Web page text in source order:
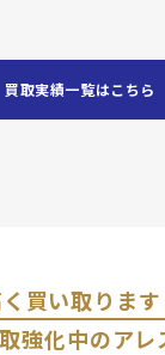
買取実績一覧はこちら
買い取ります
強化中のアレ